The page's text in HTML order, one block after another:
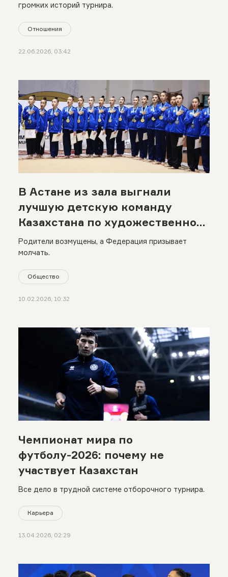
громких историй турнира.
Отношения
22.06.2026, 03:42
В Астане из зала выгнали
лучшую детскую команду
Казахстана по художественной
гимнастике
Родители возмущены, а Федерация призывает
молчать.
Общество
10.02.2026, 10:32
Чемпионат мира по
футболу-2026: почему не
участвует Казахстан
Все дело в трудной системе отборочного турнира.
Карьера
13.04.2026, 02:29